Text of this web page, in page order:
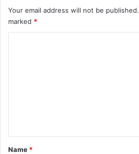
Your email address will not be published.
marked *
*
Name *